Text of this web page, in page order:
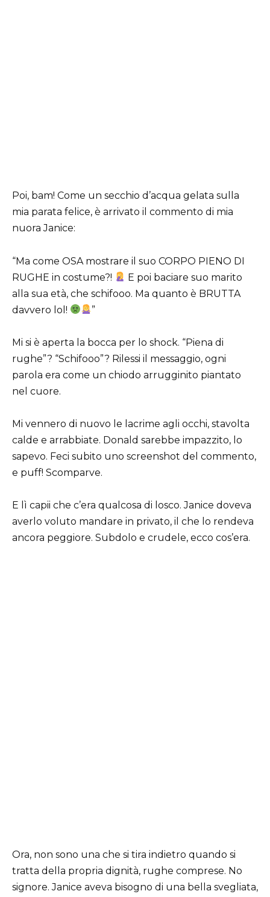
Poi, bam! Come un secchio d’acqua gelata sulla
mia parata felice, è arrivato il commento di mia
nuora Janice:
“Ma come OSA mostrare il suo CORPO PIENO DI
RUGHE in costume?!
E poi baciare suo marito
alla sua età, che schifooo. Ma quanto è BRUTTA
davvero lol!
”
Mi si è aperta la bocca per lo shock. “Piena di
rughe”? “Schifooo”? Rilessi il messaggio, ogni
parola era come un chiodo arrugginito piantato
nel cuore.
Mi vennero di nuovo le lacrime agli occhi, stavolta
calde e arrabbiate. Donald sarebbe impazzito, lo
sapevo. Feci subito uno screenshot del commento,
e puff! Scomparve.
E lì capii che c’era qualcosa di losco. Janice doveva
averlo voluto mandare in privato, il che lo rendeva
ancora peggiore. Subdolo e crudele, ecco cos’era.
Ora, non sono una che si tira indietro quando si
tratta della propria dignità, rughe comprese. No
signore. Janice aveva bisogno di una bella svegliata,